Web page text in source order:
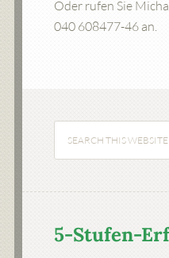
Oder rufen Sie
040 608477-46 an.
5-Stufen-